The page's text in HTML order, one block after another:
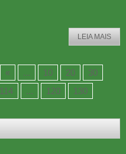
LEIA MAIS
« ... 10 20
30
114 ... 120
130